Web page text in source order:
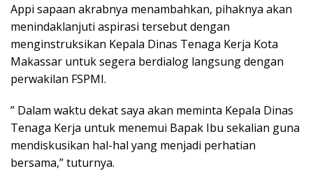
Appi sapaan akrabnya menambahkan, pihaknya akan
menindaklanjuti aspirasi tersebut dengan
menginstruksikan Kepala Dinas Tenaga Kerja Kota
Makassar untuk segera berdialog langsung dengan
perwakilan FSPMI.
” Dalam waktu dekat saya akan meminta Kepala Dinas
Tenaga Kerja untuk menemui Bapak Ibu sekalian guna
mendiskusikan hal-hal yang menjadi perhatian
bersama,” tuturnya.